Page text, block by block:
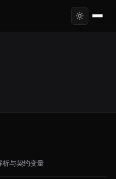
与契约变量